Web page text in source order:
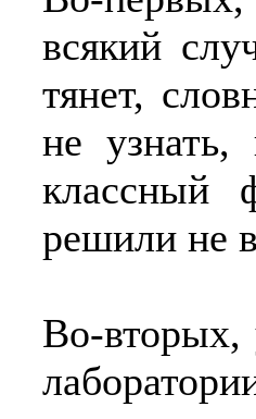
всякий
тянет,
не узнать,
классный
решили не
Во-вторых,